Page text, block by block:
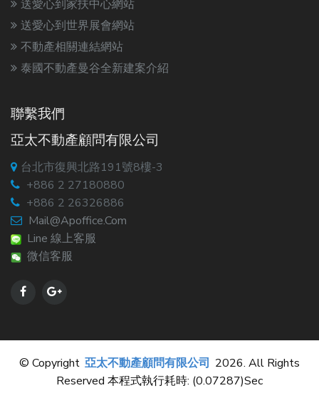
送愛心到家扶中心網站
送愛心到世界展會網站
不動產相關連結網站
泰國不動產曼谷全新建案介紹
聯繫我們
亞太不動產顧問有限公司
台北市復興北路191號8樓-3
+886 2 27180880
+886 2 26326886
Mail@apoffice.com
Line 線上客服
微信客服
© Copyright 亞太不動產顧問有限公司 2026. All Rights
Reserved 本程式執行耗時: (0.07287)sec